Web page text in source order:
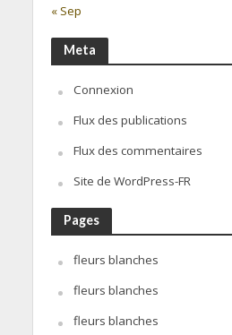
« Sep
Meta
Connexion
Flux des publications
Flux des commentaires
Site de WordPress-FR
Pages
fleurs blanches
fleurs blanches
fleurs blanches